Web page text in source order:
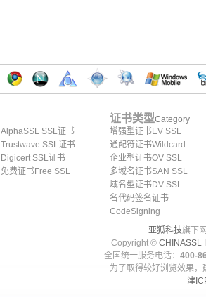
AlphaSSL SSL证书
Trustwave SSL证书
Digicert SSL证书
免费证书Free SSL
证书类型Category
增强型证书EV SSL
通配符证书Wildcard
企业型证书OV SSL
多域名证书SAN SSL
域名型证书DV SSL
名代码签名证书
CodeSigning
亚狐科技旗下
Copyright © CHINASSL
全国统一服务电话： 400-
为了取得较好浏览效果
津